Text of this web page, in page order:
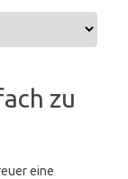
zu
eine